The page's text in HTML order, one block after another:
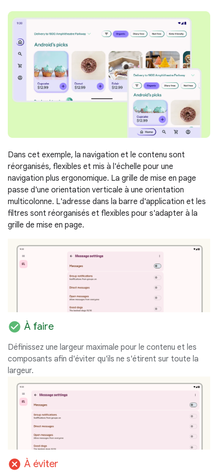
Dans cet exemple, la navigation et le contenu sont
réorganisés, flexibles et mis à l'échelle pour une
navigation plus ergonomique. La grille de mise en page
passe d'une orientation verticale à une orientation
multicolonne. L'adresse dans la barre d'application et les
filtres sont réorganisés et flexibles pour s'adapter à la
grille de mise en page.
check_circle À faire
Définissez une largeur maximale pour le contenu et les
composants afin d'éviter qu'ils ne s'étirent sur toute la
largeur.
cancel À éviter